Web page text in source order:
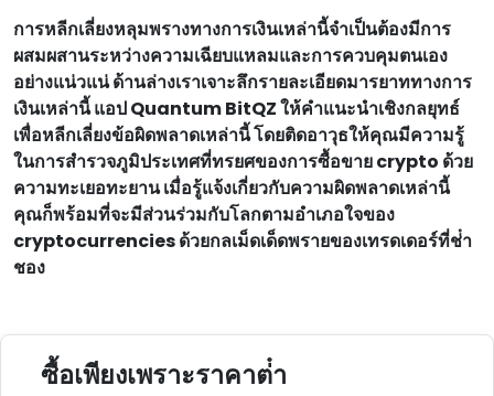
การหลีกเลี่ยงหลุมพรางทางการเงินเหล่านี้จําเป็นต้องมีการ
ผสมผสานระหว่างความเฉียบแหลมและการควบคุมตนเอง
อย่างแน่วแน่ ด้านล่างเราเจาะลึกรายละเอียดมารยาททางการ
เงินเหล่านี้ แอป Quantum BitQZ ให้คําแนะนําเชิงกลยุทธ์
เพื่อหลีกเลี่ยงข้อผิดพลาดเหล่านี้ โดยติดอาวุธให้คุณมีความรู้
ในการสํารวจภูมิประเทศที่ทรยศของการซื้อขาย crypto ด้วย
ความทะเยอทะยาน เมื่อรู้แจ้งเกี่ยวกับความผิดพลาดเหล่านี้
คุณก็พร้อมที่จะมีส่วนร่วมกับโลกตามอําเภอใจของ
cryptocurrencies ด้วยกลเม็ดเด็ดพรายของเทรดเดอร์ที่ช่ํา
ชอง
ซื้อเพียงเพราะราคาต่ํา